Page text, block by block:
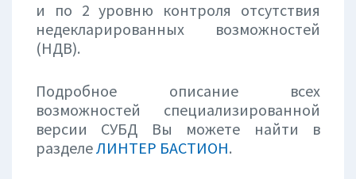
и по 2 уровню контроля отсутствия
недекларированных возможностей
(НДВ).
Подробное описание всех
возможностей специализированной
версии СУБД Вы можете найти в
разделеЛИНТЕР БАСТИОН.